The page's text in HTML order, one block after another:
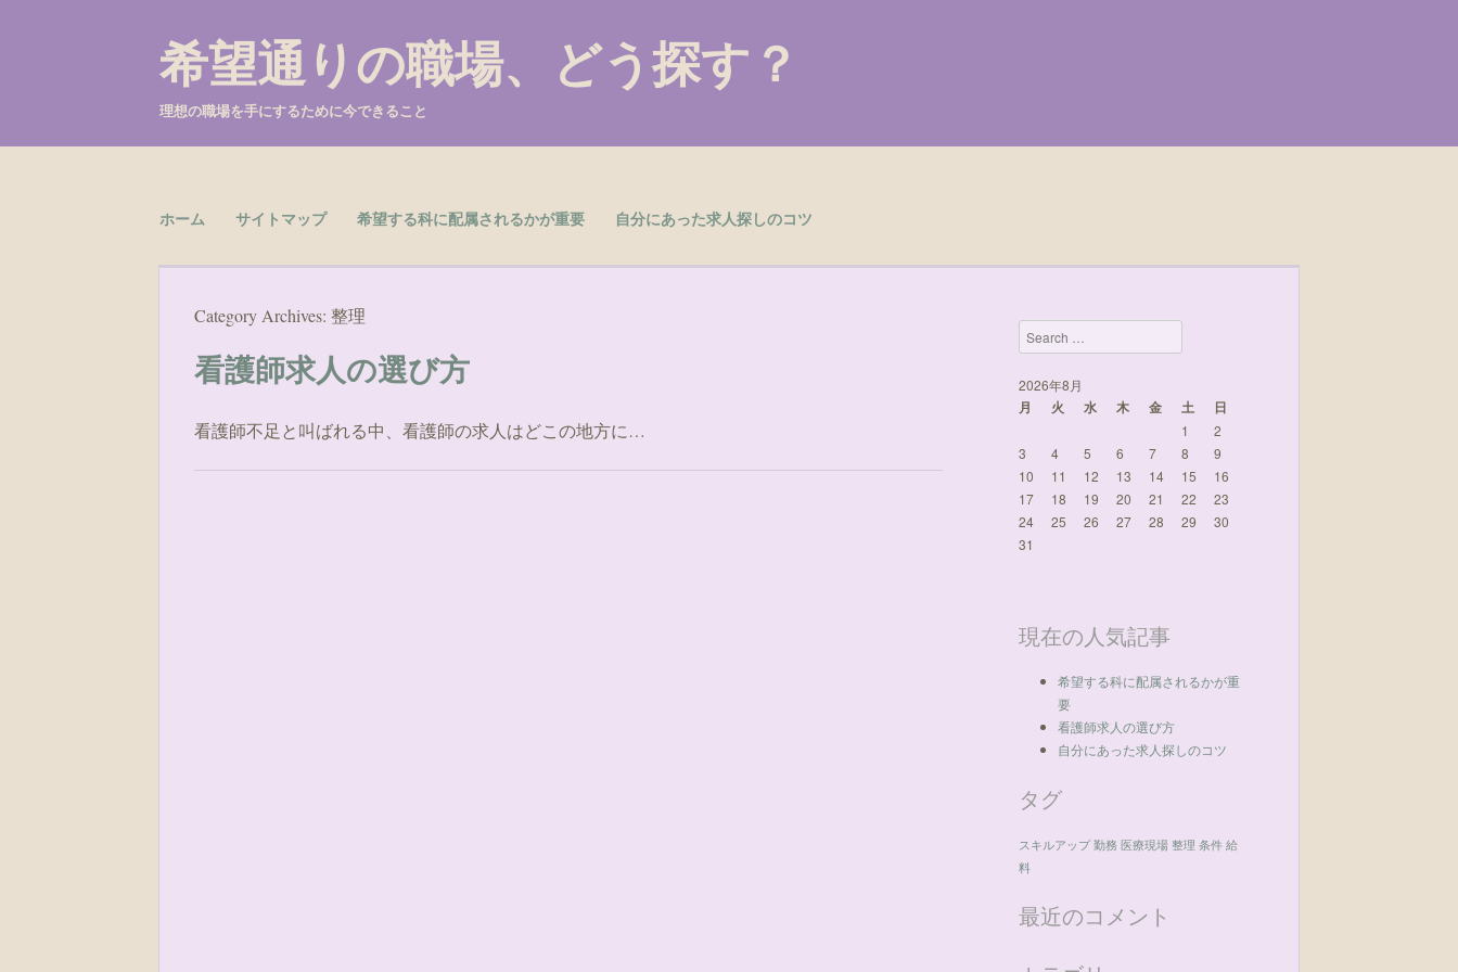
希望通りの職場、どう探す？
理想の職場を手にするために今できること
Skip to content
ホーム サイトマップ 希望する科に配属されるかが重要 自分にあった求人探しのコツ
Category Archives: 整理
看護師求人の選び方
看護師不足と叫ばれる中、看護師の求人はどこの地方に…
Search
2026年8月
月 火 水 木 金 土 日
1
2
3
4 5 6 7 8
9
10
11 12 13 14 15
16
17
18 19 20 21 22
23
24
25 26 27 28 29
30
31
現在の人気記事
希望する科に配属されるかが重
要
看護師求人の選び方
自分にあった求人探しのコツ
タグ
スキルアップ 勤務 医療現場 整理 条件 給
料
最近のコメント